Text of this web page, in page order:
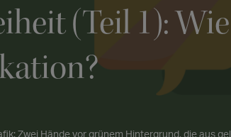
(Teil 1):
Zwei Hände vor grünem Hintergrund, die aus